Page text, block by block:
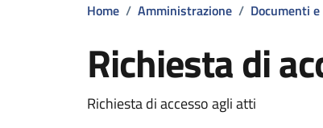
Home / Amministrazione / Documenti
Richiesta di
Dettagli del
Richiesta di accesso agli atti